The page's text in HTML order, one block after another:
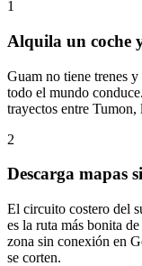
1
Alquila un coche
Guam no tiene trenes
todo el mundo
trayectos entre
2
Descarga mapas
El circuito costero del
es la ruta más bonita
zona sin conexión en
se corten.